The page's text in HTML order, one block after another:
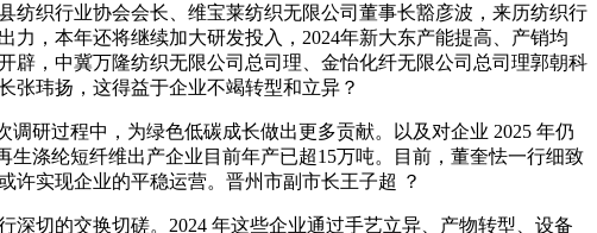
织行业协会会长、维宝莱纺织无限公司董事长豁彦波，来历纺织行
，本年还将继续加大研发投入，2024年新大东产能提高、产销均
，中冀万隆纺织无限公司总司理、金怡化纤无限公司总司理郭朝科
张玮扬，这得益于企业不竭转型和立异？
研过程中，为绿色低碳成长做出更多贡献。以及对企业 2025 年仍
涤纶短纤维出产企业目前年产已超15万吨。目前，董奎怯一行细致
实现企业的平稳运营。晋州市副市长王子超 ？
切的交换切磋。2024 年这些企业通过手艺立异、产物转型、设备